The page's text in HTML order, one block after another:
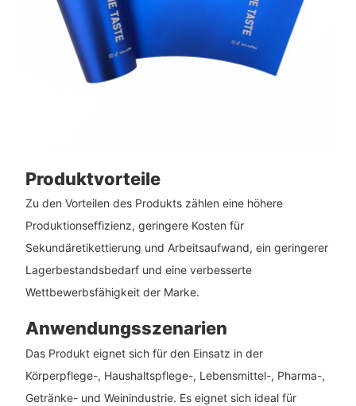
Produktvorteile
Zu den Vorteilen des Produkts zählen eine höhere
Produktionseffizienz, geringere Kosten für
Sekundäretikettierung und Arbeitsaufwand, ein geringerer
Lagerbestandsbedarf und eine verbesserte
Wettbewerbsfähigkeit der Marke.
Anwendungsszenarien
Das Produkt eignet sich für den Einsatz in der
Körperpflege-, Haushaltspflege-, Lebensmittel-, Pharma-,
Getränke- und Weinindustrie. Es eignet sich ideal für